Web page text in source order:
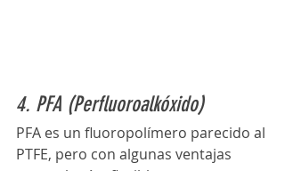
4. PFA (Perfluoroalkóxido)
PFA es un fluoropolímero parecido al
PTFE, pero con algunas ventajas